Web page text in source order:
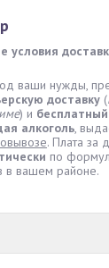
условия
ваши нужды,
доставку (
) и
алкоголь,
. Плата за
по
в вашем районе.